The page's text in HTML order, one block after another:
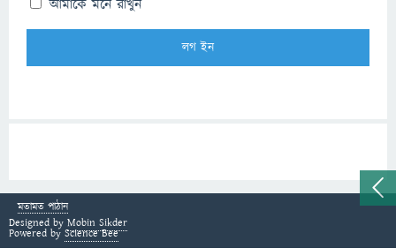
আমাকে মনে রাখুন
মতামত পাঠান
Designed by Mobin Sikder
Powered by Science Bee